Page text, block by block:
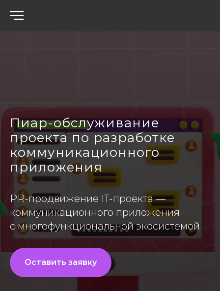
Пиар-обслуживание
проекта по разработке
коммуникационного
приложения
PR-продвижение IT-проекта —
коммуникационного приложения
с многофункциональной экосистемой
Оставить заявку